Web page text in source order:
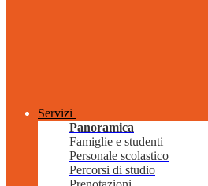
Servizi
Panoramica
Famiglie e studenti
Personale scolastico
Percorsi di studio